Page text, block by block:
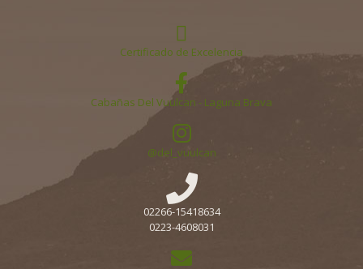
Certificado de Excelencia
Cabañas Del Vuulcan - Laguna Brava
@del_vuulcan
02266-15418634
0223-4608031